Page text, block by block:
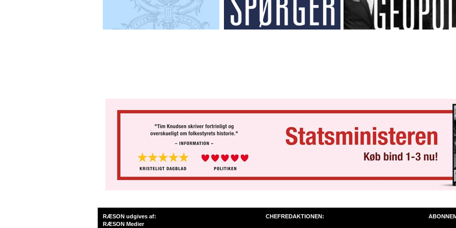
RÆSON udgives af:
RÆSON Medier
CHEFREDAKTIONEN: